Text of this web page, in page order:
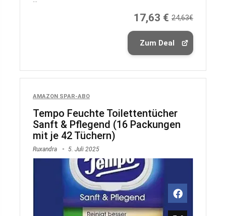
17,63 € 24,63€
Zum Deal
AMAZON SPAR-ABO
Tempo Feuchte Toilettentücher
Sanft & Pflegend (16 Packungen
mit je 42 Tüchern)
Ruxandra 5. Juli 2025